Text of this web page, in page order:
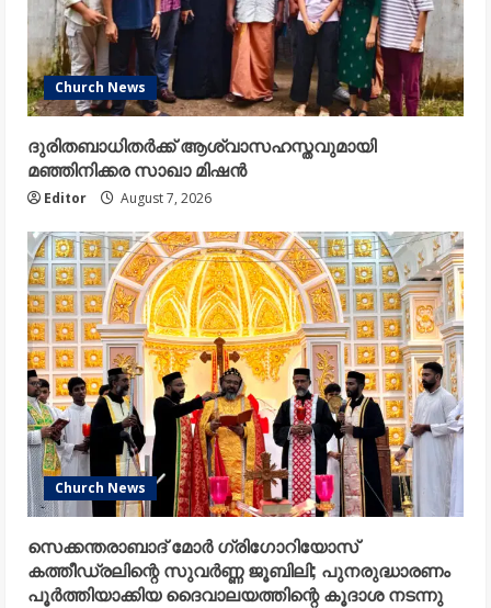
Church News
ദുരിതബാധിതർക്ക് ആശ്വാസഹസ്തവുമായി
മഞ്ഞിനിക്കര സാഖാ മിഷൻ
Editor August 7, 2026
Church News
സെക്കന്തരാബാദ് മോർ ഗ്രിഗോറിയോസ്
കത്തീഡ്രലിന്റെ സുവർണ്ണ ജൂബിലി; പുനരുദ്ധാരണം
പൂർത്തിയാക്കിയ ദൈവാലയത്തിന്റെ കൂദാശ നടന്നു